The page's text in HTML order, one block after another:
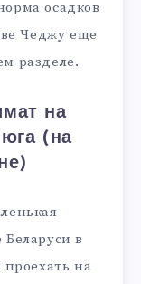
осадков
Чеджу еще
разделе.
на
(на
в
на